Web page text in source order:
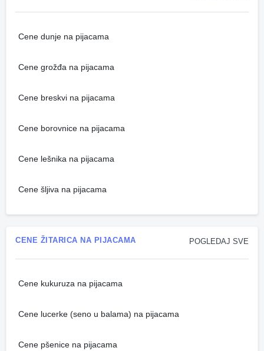
Cene dunje na pijacama
Cene grožđa na pijacama
Cene breskvi na pijacama
Cene borovnice na pijacama
Cene lešnika na pijacama
Cene šljiva na pijacama
POGLEDAJ SVE
CENE ŽITARICA NA PIJACAMA
Cene kukuruza na pijacama
Cene lucerke (seno u balama) na pijacama
Cene pšenice na pijacama